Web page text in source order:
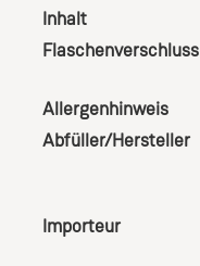
Inhalt
Flaschenverschluss
Allergenhinweis
Abfüller/Hersteller
Importeur